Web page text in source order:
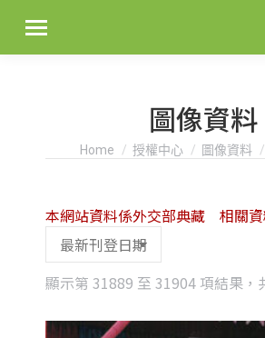
圖像資料
You are here:
Home 授權中心 圖像資料
顯示第 31889 至 31904 項結果，
本網站資料係外交部典藏 相關